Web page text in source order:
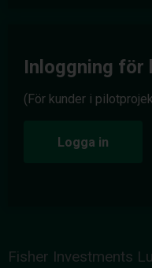
Inloggning för
(För kunder i
Logga in
Fisher Investments